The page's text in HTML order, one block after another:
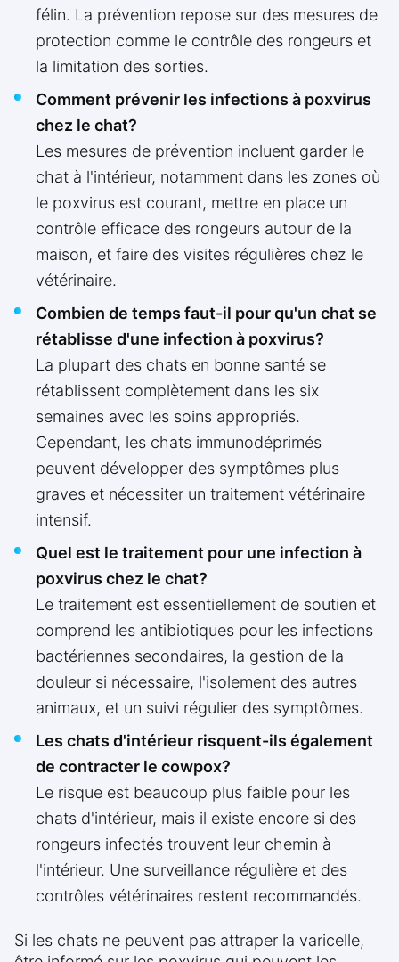
félin. La prévention repose sur des mesures de
protection comme le contrôle des rongeurs et
la limitation des sorties.
Comment prévenir les infections à poxvirus
chez le chat?
Les mesures de prévention incluent garder le
chat à l'intérieur, notamment dans les zones où
le poxvirus est courant, mettre en place un
contrôle efficace des rongeurs autour de la
maison, et faire des visites régulières chez le
vétérinaire.
Combien de temps faut-il pour qu'un chat se
rétablisse d'une infection à poxvirus?
La plupart des chats en bonne santé se
rétablissent complètement dans les six
semaines avec les soins appropriés.
Cependant, les chats immunodéprimés
peuvent développer des symptômes plus
graves et nécessiter un traitement vétérinaire
intensif.
Quel est le traitement pour une infection à
poxvirus chez le chat?
Le traitement est essentiellement de soutien et
comprend les antibiotiques pour les infections
bactériennes secondaires, la gestion de la
douleur si nécessaire, l'isolement des autres
animaux, et un suivi régulier des symptômes.
Les chats d'intérieur risquent-ils également
de contracter le cowpox?
Le risque est beaucoup plus faible pour les
chats d'intérieur, mais il existe encore si des
rongeurs infectés trouvent leur chemin à
l'intérieur. Une surveillance régulière et des
contrôles vétérinaires restent recommandés.
Si les chats ne peuvent pas attraper la varicelle,